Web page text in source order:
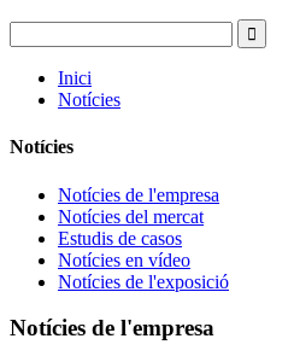
Inici
Notícies
Notícies
Notícies de l'empresa
Notícies del mercat
Estudis de casos
Notícies en vídeo
Notícies de l'exposició
Notícies de l'empresa